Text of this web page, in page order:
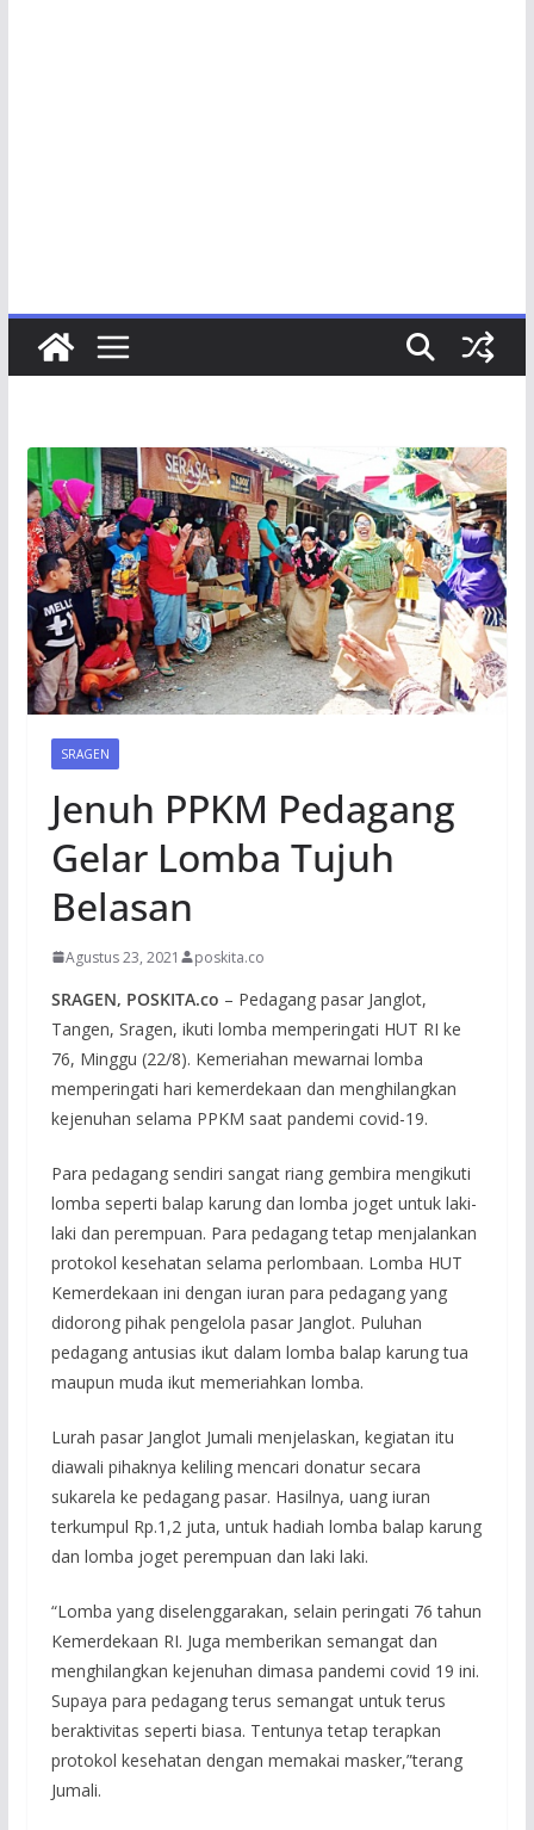
SRAGEN
Jenuh PPKM Pedagang
Gelar Lomba Tujuh
Belasan
Agustus 23, 2021 poskita.co
SRAGEN, POSKITA.co – Pedagang pasar Janglot,
Tangen, Sragen, ikuti lomba memperingati HUT RI ke
76, Minggu (22/8). Kemeriahan mewarnai lomba
memperingati hari kemerdekaan dan menghilangkan
kejenuhan selama PPKM saat pandemi covid-19.
Para pedagang sendiri sangat riang gembira mengikuti
lomba seperti balap karung dan lomba joget untuk laki-
laki dan perempuan. Para pedagang tetap menjalankan
protokol kesehatan selama perlombaan. Lomba HUT
Kemerdekaan ini dengan iuran para pedagang yang
didorong pihak pengelola pasar Janglot. Puluhan
pedagang antusias ikut dalam lomba balap karung tua
maupun muda ikut memeriahkan lomba.
Lurah pasar Janglot Jumali menjelaskan, kegiatan itu
diawali pihaknya keliling mencari donatur secara
sukarela ke pedagang pasar. Hasilnya, uang iuran
terkumpul Rp.1,2 juta, untuk hadiah lomba balap karung
dan lomba joget perempuan dan laki laki.
“Lomba yang diselenggarakan, selain peringati 76 tahun
Kemerdekaan RI. Juga memberikan semangat dan
menghilangkan kejenuhan dimasa pandemi covid 19 ini.
Supaya para pedagang terus semangat untuk terus
beraktivitas seperti biasa. Tentunya tetap terapkan
protokol kesehatan dengan memakai masker,”terang
Jumali.